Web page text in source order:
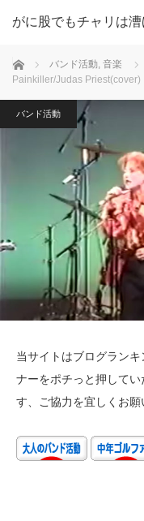
がに股でもチャリは
ホーム バンド活動, 音楽
Painkiller/Judas Priest(cover)
当サイトはブログラン
ナーをポチっと押して
す、ご協力を宜しくお願
バンド活動